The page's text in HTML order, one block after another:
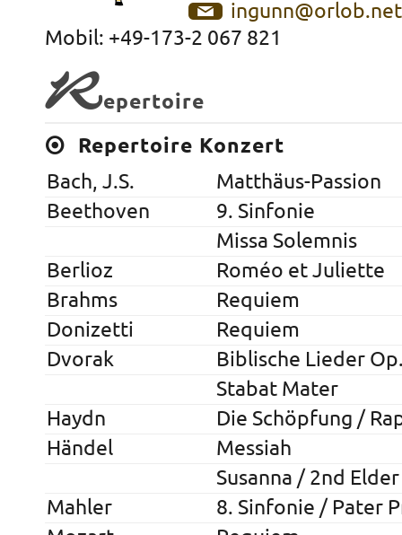
ingunn@orlob.net
Mobil: +49-173-2 067 821
Repertoire
Repertoire Konzert
Bach, J.S.
Matthäus-Passion
Beethoven
9. Sinfonie
Missa Solemnis
Berlioz
Roméo et Juliette
Brahms
Requiem
Donizetti
Requiem
Dvorak
Biblische Lieder
Stabat Mater
Haydn
Die Schöpfung /
Händel
Messiah
Susanna / 2nd Elder
Mahler
8. Sinfonie / Pater